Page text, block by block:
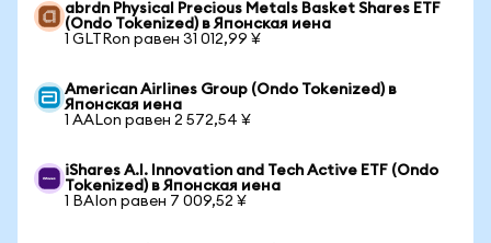
abrdn Physical Precious Metals Basket Shares ETF
(Ondo Tokenized) в Японская иена
1 GLTRon равен 31 012,99 ¥
American Airlines Group (Ondo Tokenized) в
Японская иена
1 AALon равен 2 572,54 ¥
iShares A.I. Innovation and Tech Active ETF (Ondo
Tokenized) в Японская иена
1 BAIon равен 7 009,52 ¥